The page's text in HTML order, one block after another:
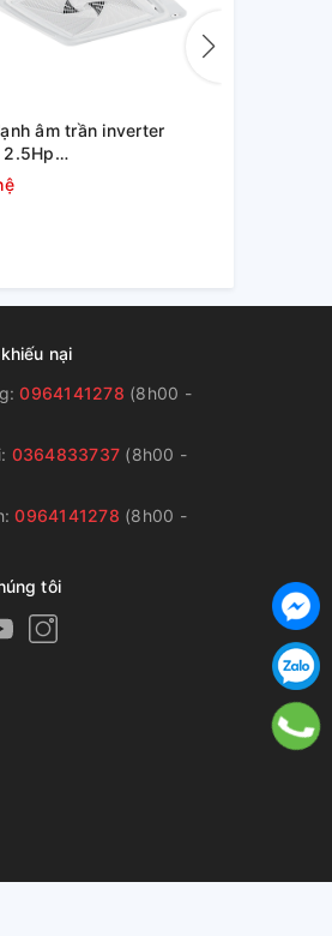
âm trần inverter
AB71S2LR1FA
nại
0964141278 (8h00 -
0364833737 (8h00 -
0964141278 (8h00 -
tôi